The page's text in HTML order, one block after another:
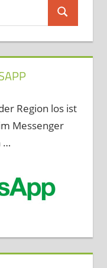
Suchen
Region los ist
Messenger
…